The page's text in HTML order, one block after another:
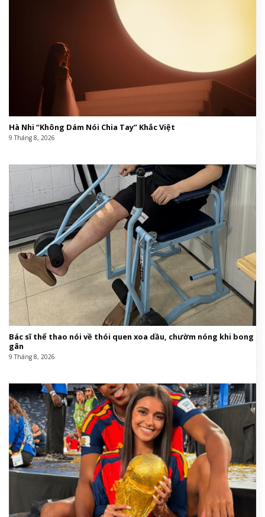
Hà Nhi “Không Dám Nói Chia Tay” Khắc Việt
9 Tháng 8, 2026
Bác sĩ thể thao nói về thói quen xoa dầu, chườm nóng khi bong
gân
9 Tháng 8, 2026